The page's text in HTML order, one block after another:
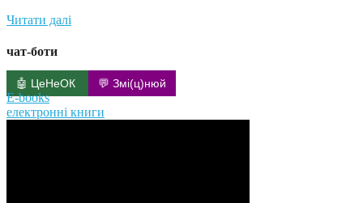
Читати далі
чат-боти
🤖 ЦеНеОК 💬 Змі(ц)нюй
E-books
електронні книги